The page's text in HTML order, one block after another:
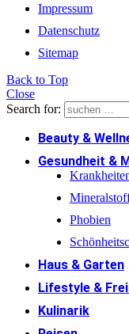
Impressum
Datenschutz
Sitemap
Back to Top
Close
Search for:
Beauty &
Gesundheit &
Phobien
Haus & Garten
Lifestyle &
Kulinarik